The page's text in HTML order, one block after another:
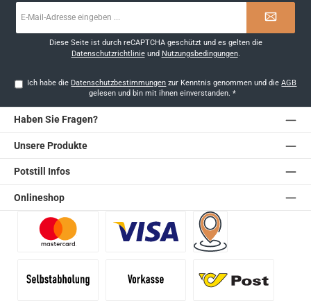
Mail-
Diese Seite ist durch reCAPTCHA geschützt und es gelten die
Datenschutzrichtlinieund Nutzungsbedingungen.
Ich habe die Datenschutzbestimmungen zur Kenntnis genommen und dieAGB
gelesen und bin mit ihnen einverstanden. *
Haben Sie Fragen?
Unsere Produkte
Potstill Infos
Onlineshop